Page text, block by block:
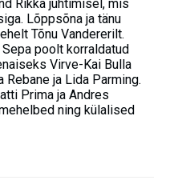
Rikka juhtimisel, mis
Lõppsõna ja tänu
Tõnu Vandererilt.
poolt korraldatud
Virve-Kai Bulla
ja Lida Parming.
Prima ja Andres
ning külalised